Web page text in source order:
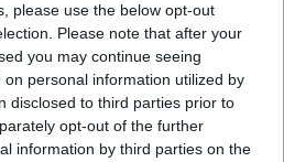
please use the below opt-out
Please note that after your
you may continue seeing
personal information utilized by
disclosed to third parties prior to
opt-out of the further
information by third parties on the
Eladó:BÁV ART Aukciósház és
Galéria